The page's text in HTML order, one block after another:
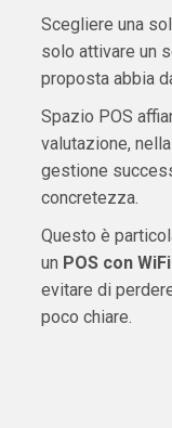
Scegliere una
solo attivare un
proposta abbia
Spazio POS
valutazione,
gestione
concretezza.
Questo è
un POS con
evitare di
poco chiare.